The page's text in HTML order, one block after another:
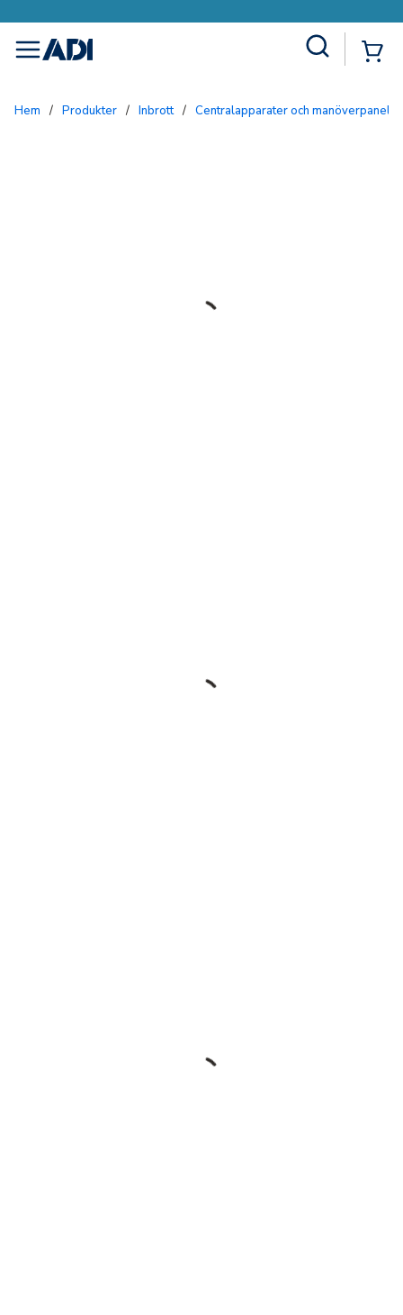
menu
Hem / Produkter / Inbrott / Centralapparater och manöverpaneler